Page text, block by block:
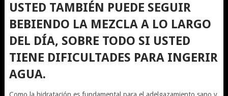
USTED TAMBIÉN PUEDE SEGUIR
BEBIENDO LA MEZCLA A LO LARGO
DEL DÍA, SOBRE TODO SI USTED
TIENE DIFICULTADES PARA INGERIR
AGUA.